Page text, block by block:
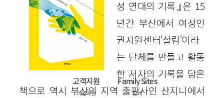
성 연대의 기록』은 15
년간 부산에서 여성인
권지원센터‘살림’이라
는 단체를 만들고 활동
한 저자의 기록을 담은
책으로 역시 부산의 지역 출판사인 산지니에서
고객지원
이용약관
Family Sites
창비